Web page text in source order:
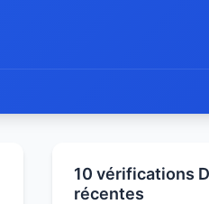
10 vérifications
récentes